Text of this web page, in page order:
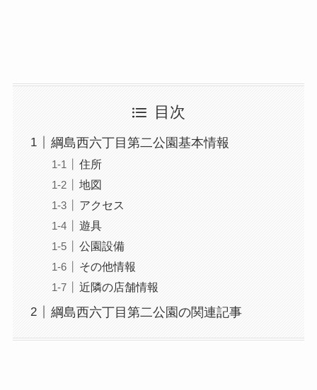
目次
綱島西六丁目第二公園基本情報
住所
地図
アクセス
遊具
公園設備
その他情報
近隣の店舗情報
綱島西六丁目第二公園の関連記事